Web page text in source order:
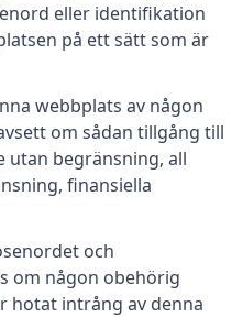
eller identifikation
på ett sätt som är
webbplats av någon
om sådan tillgång till
utan begränsning, all
finansiella
och
om någon obehörig
hotat intrång av denna